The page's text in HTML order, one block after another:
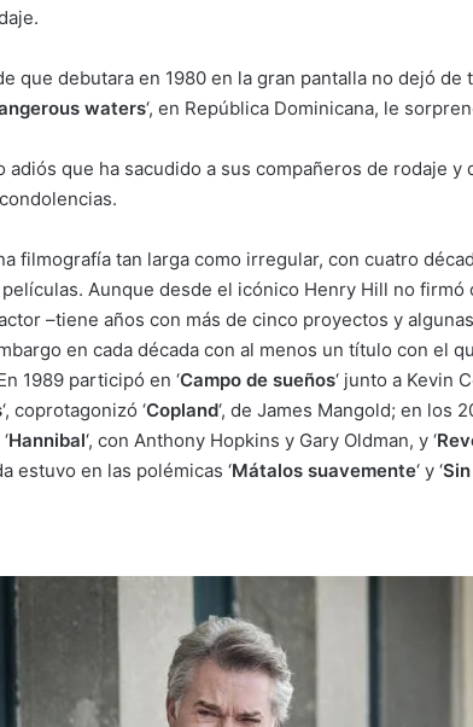
que debutara en 1980 en la gran pantalla no dejó de
waters‘, en República Dominicana, le
adiós que ha sacudido a sus compañeros de rodaje
filmografía tan larga como irregular, con cuatro
Aunque desde el icónico Henry Hill no firmó
–tiene años con más de cinco proyectos y
en cada década con al menos un título con el
1989 participó en ‘Campo de sueños‘ junto a Kevin
‘, coprotagonizó ‘Copland‘, de James Mangold; en los
Hannibal‘, con Anthony Hopkins y Gary Oldman, y ‘
estuvo en las polémicas ‘Mátalos suavemente‘ y ‘